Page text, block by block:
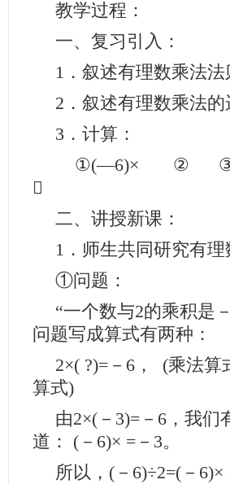
教学过程：
一、复习引入：
1．叙述有理数乘法法
2．叙述有理数乘法的
3．计算：
①(―6)× ②

二、讲授新课：
1．师生共同研究有理
①问题：
“一个数与2的乘积是
问题写成算式有两种：
2×( ?)=－6， (乘法
算式)
由2×(－3)=－6，我们
道： (－6)× =－3。
所以，(－6)÷2=(－